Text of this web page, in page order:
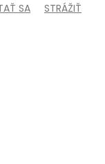
SA STRÁŽIŤ